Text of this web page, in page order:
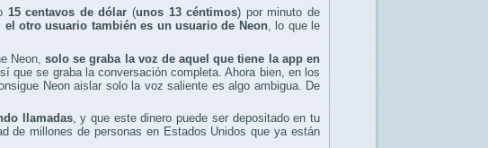
15 centavos de dólar (unos 13 céntimos) por minuto de
el otro usuario también es un usuario de Neon, lo que le
Neon,solo se graba la voz de aquel que tiene la app en
que se graba la conversación completa. Ahora bien, en los
Neon aislar solo la voz saliente es algo ambigua. De
llamadas, y que este dinero puede ser depositado en tu
de millones de personas en Estados Unidos que ya están